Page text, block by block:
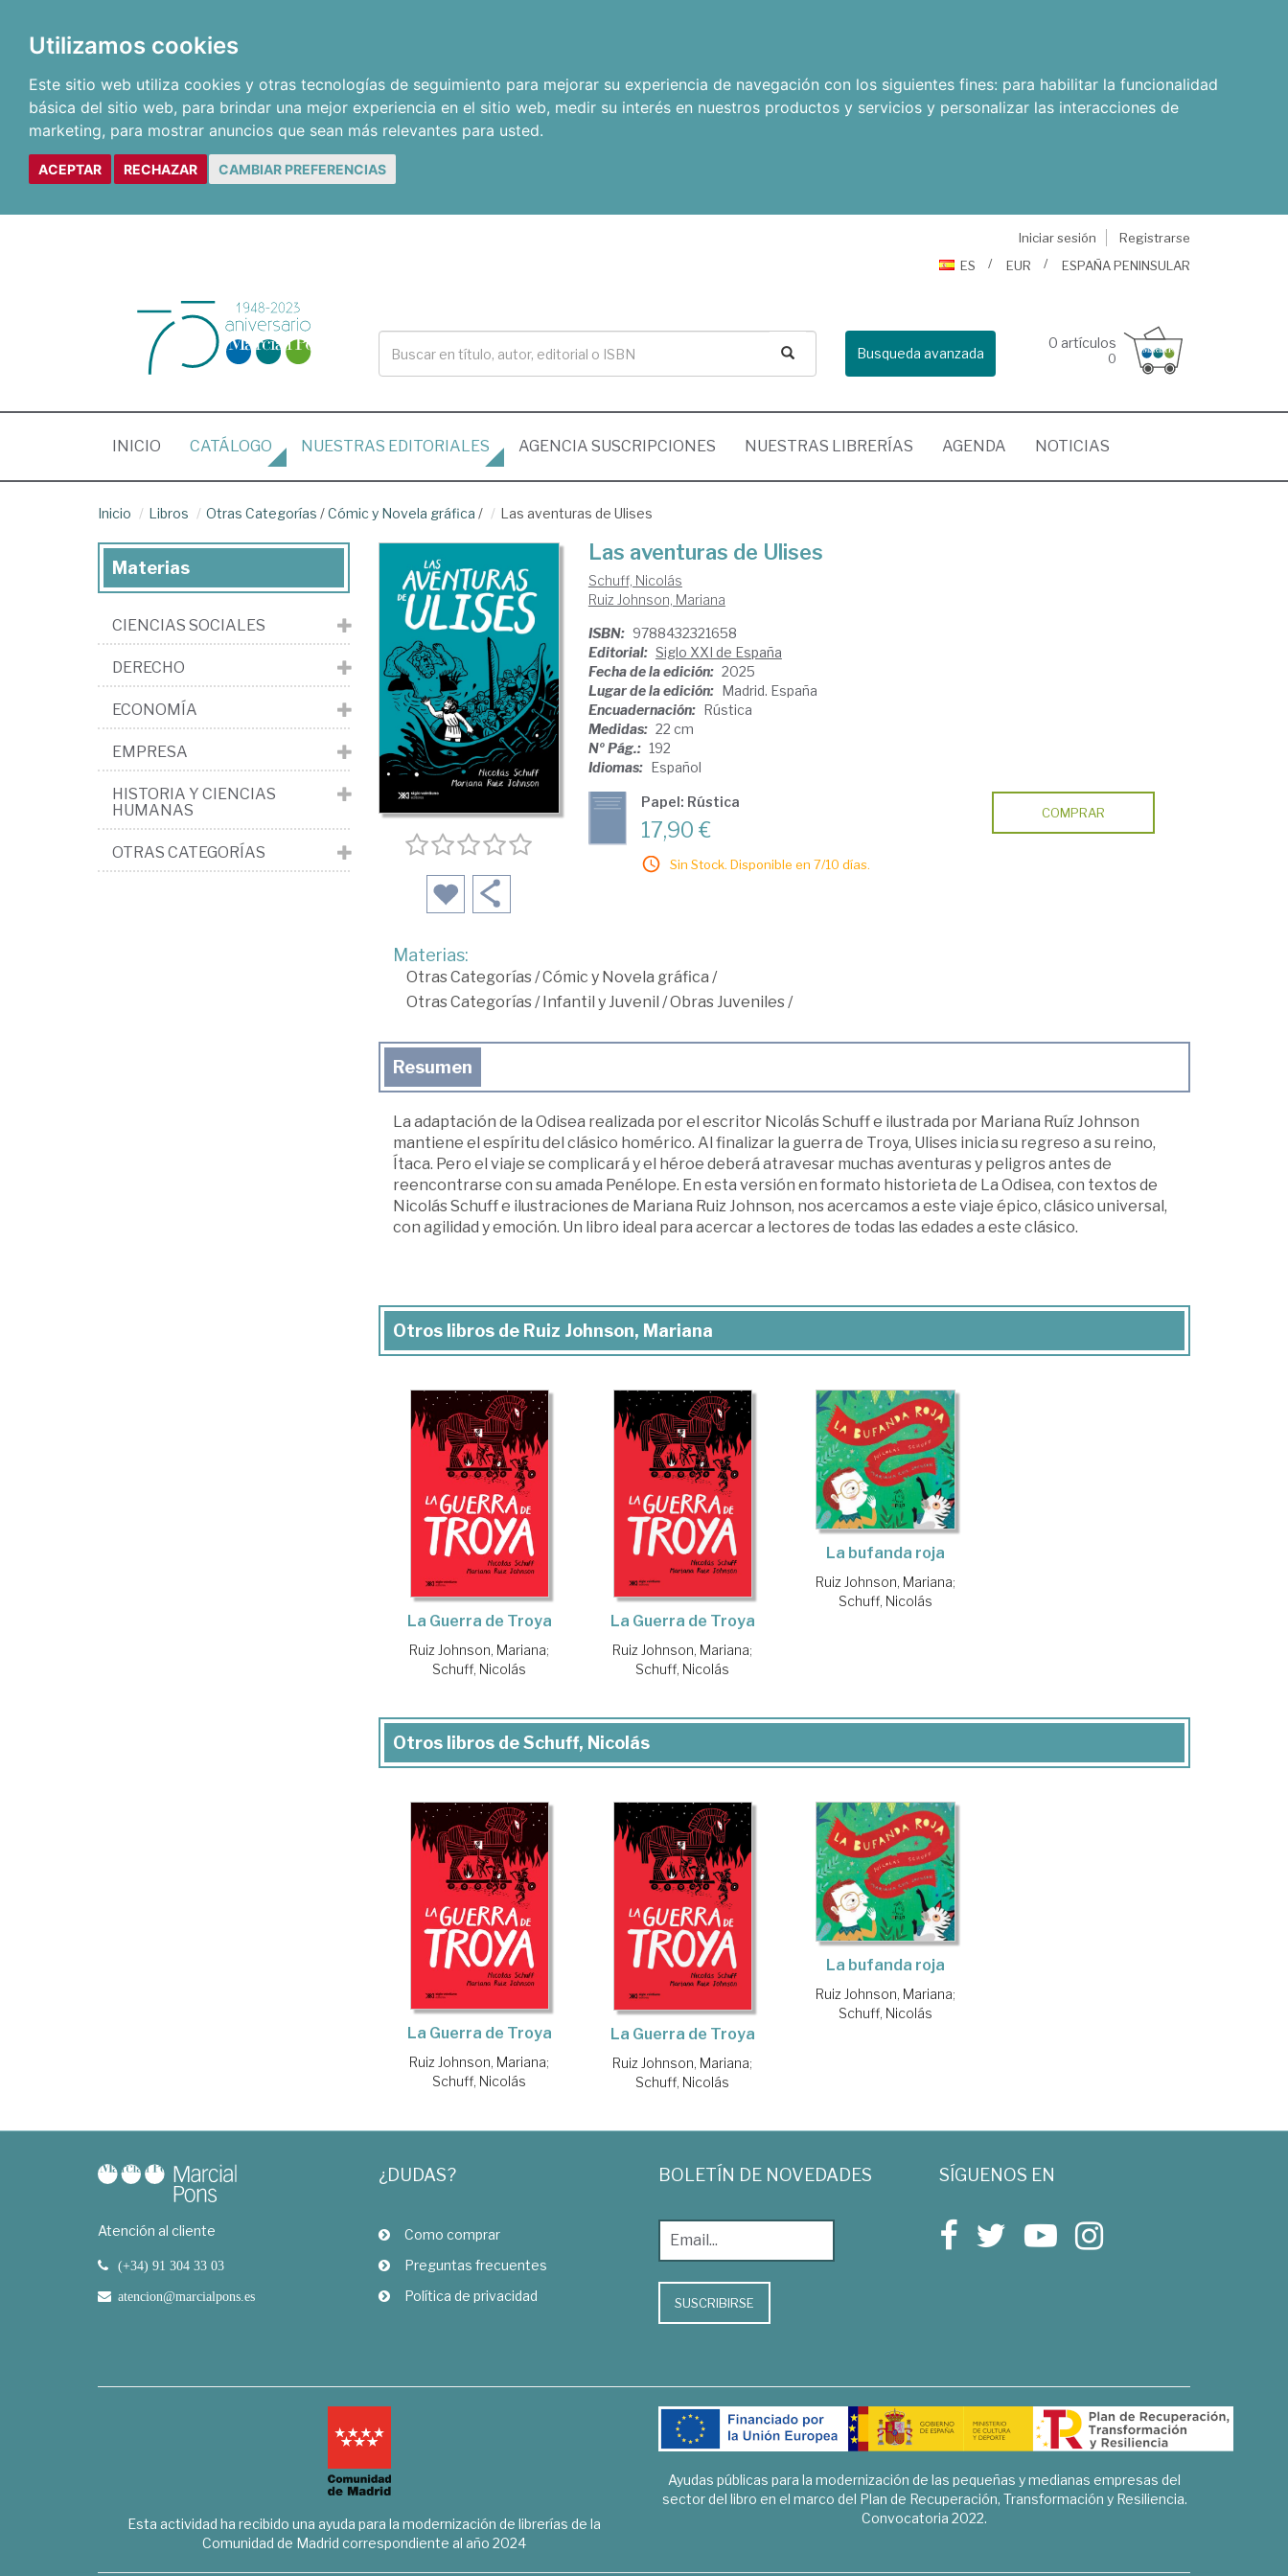
Utilizamos cookies
Este sitio web utiliza cookies y otras tecnologías de seguimiento para mejorar su experiencia de navegación con los siguientes fines: para habilitar la funcionalidad
básica del sitio web, para brindar una mejor experiencia en el sitio web, medir su interés en nuestros productos y servicios y personalizar las interacciones de
marketing, para mostrar anuncios que sean más relevantes para usted.
ACEPTAR RECHAZAR CAMBIAR PREFERENCIAS
Iniciar sesión
Registrarse
ES
EUR ESPAÑA PENINSULAR
Busqueda avanzada
0 artículos
0
INICIO (CURRENT)
CATÁLOGO NUESTRAS EDITORIALES AGENCIA SUSCRIPCIONES NUESTRAS LIBRERÍAS AGENDA NOTICIAS
Inicio Libros Otras Categorías /Cómic y Novela gráfica / Las aventuras de Ulises
Las aventuras de Ulises
Schuff, Nicolás
Ruiz Johnson, Mariana
ISBN: 9788432321658
Editorial: Siglo XXI de España
Fecha de la edición: 2025
Lugar de la edición: Madrid. España
Encuadernación: Rústica
Medidas: 22 cm
Nº Pág.: 192
Idiomas: Español
Papel: Rústica
17,90 €
Sin Stock. Disponible en 7/10 días.
COMPRAR
Materias:
Otras Categorías/Cómic y Novela gráfica /
Otras Categorías/Infantil y Juvenil /Obras Juveniles/
Resumen
La adaptación de la Odisea realizada por el escritor Nicolás Schuff e ilustrada por Mariana Ruíz Johnson
mantiene el espíritu del clásico homérico. Al finalizar la guerra de Troya, Ulises inicia su regreso a su reino,
Ítaca. Pero el viaje se complicará y el héroe deberá atravesar muchas aventuras y peligros antes de
reencontrarse con su amada Penélope. En esta versión en formato historieta de La Odisea, con textos de
Nicolás Schuff e ilustraciones de Mariana Ruiz Johnson, nos acercamos a este viaje épico, clásico universal,
con agilidad y emoción. Un libro ideal para acercar a lectores de todas las edades a este clásico.
Otros libros de Ruiz Johnson, Mariana
La Guerra de Troya
Ruiz Johnson, Mariana;
Schuff, Nicolás
La Guerra de Troya
Ruiz Johnson, Mariana;
Schuff, Nicolás
La bufanda roja
Ruiz Johnson, Mariana;
Schuff, Nicolás
Otros libros de Schuff, Nicolás
La Guerra de Troya
Ruiz Johnson, Mariana;
Schuff, Nicolás
La Guerra de Troya
Ruiz Johnson, Mariana;
Schuff, Nicolás
La bufanda roja
Ruiz Johnson, Mariana;
Schuff, Nicolás
Materias
CIENCIAS SOCIALES
DERECHO
ECONOMÍA
EMPRESA
HISTORIA Y CIENCIAS
HUMANAS
OTRAS CATEGORÍAS
Atención al cliente
(+34) 91 304 33 03
atencion@marcialpons.es
¿DUDAS?
Como comprar
Preguntas frecuentes
Política de privacidad
BOLETÍN DE NOVEDADES
SUSCRIBIRSE
SÍGUENOS EN
Esta actividad ha recibido una ayuda para la modernización de librerías de la
Comunidad de Madrid correspondiente al año 2024
Ayudas públicas para la modernización de las pequeñas y medianas empresas del
sector del libro en el marco del Plan de Recuperación, Transformación y Resiliencia.
Convocatoria 2022.